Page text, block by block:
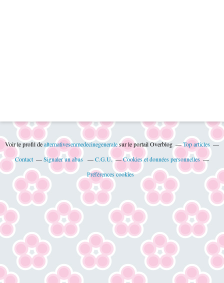
Voir le profil dealternativesenmedecinegeneralesur le portail Overblog
Top articles
Contact
Signaler un abus C.G.U.
Cookies et données personnelles
Préférences cookies